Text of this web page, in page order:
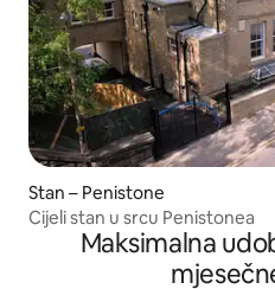
Stan – Penistone
Cijeli stan u srcu Penistonea
Maksimalna